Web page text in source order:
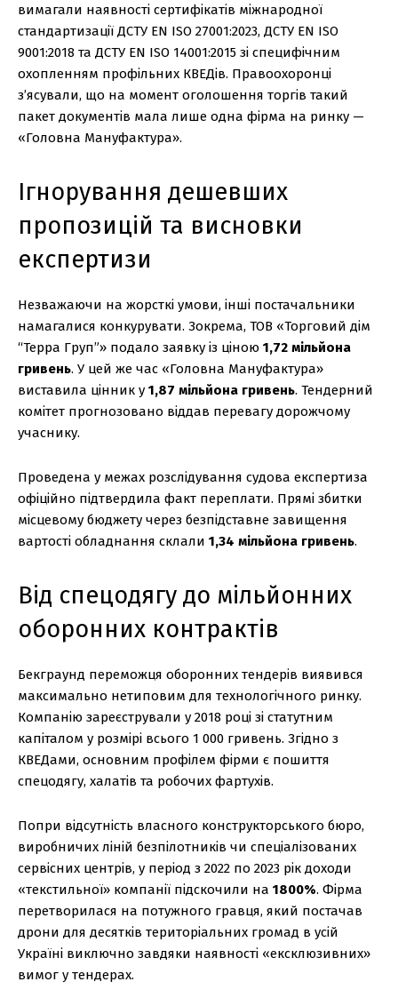
вимагали наявності сертифікатів міжнародної
стандартизації ДСТУ EN ISO 27001:2023, ДСТУ EN ISO
9001:2018 та ДСТУ EN ISO 14001:2015 зі специфічним
охопленням профільних КВЕДів. Правоохоронці
з’ясували, що на момент оголошення торгів такий
пакет документів мала лише одна фірма на ринку —
«Головна Мануфактура».
Ігнорування дешевших
пропозицій та висновки
експертизи
Незважаючи на жорсткі умови, інші постачальники
намагалися конкурувати. Зокрема, ТОВ «Торговий дім
“Терра Груп”» подало заявку із ціною 1,72 мільйона
гривень. У цей же час «Головна Мануфактура»
виставила цінник у 1,87 мільйона гривень. Тендерний
комітет прогнозовано віддав перевагу дорожчому
учаснику.
Проведена у межах розслідування судова експертиза
офіційно підтвердила факт переплати. Прямі збитки
місцевому бюджету через безпідставне завищення
вартості обладнання склали 1,34 мільйона гривень.
Від спецодягу до мільйонних
оборонних контрактів
Бекграунд переможця оборонних тендерів виявився
максимально нетиповим для технологічного ринку.
Компанію зареєстрували у 2018 році зі статутним
капіталом у розмірі всього 1 000 гривень. Згідно з
КВЕДами, основним профілем фірми є пошиття
спецодягу, халатів та робочих фартухів.
Попри відсутність власного конструкторського бюро,
виробничих ліній безпілотників чи спеціалізованих
сервісних центрів, у період з 2022 по 2023 рік доходи
«текстильної» компанії підскочили на 1800%. Фірма
перетворилася на потужного гравця, який постачав
дрони для десятків територіальних громад в усій
Україні виключно завдяки наявності «ексклюзивних»
вимог у тендерах.